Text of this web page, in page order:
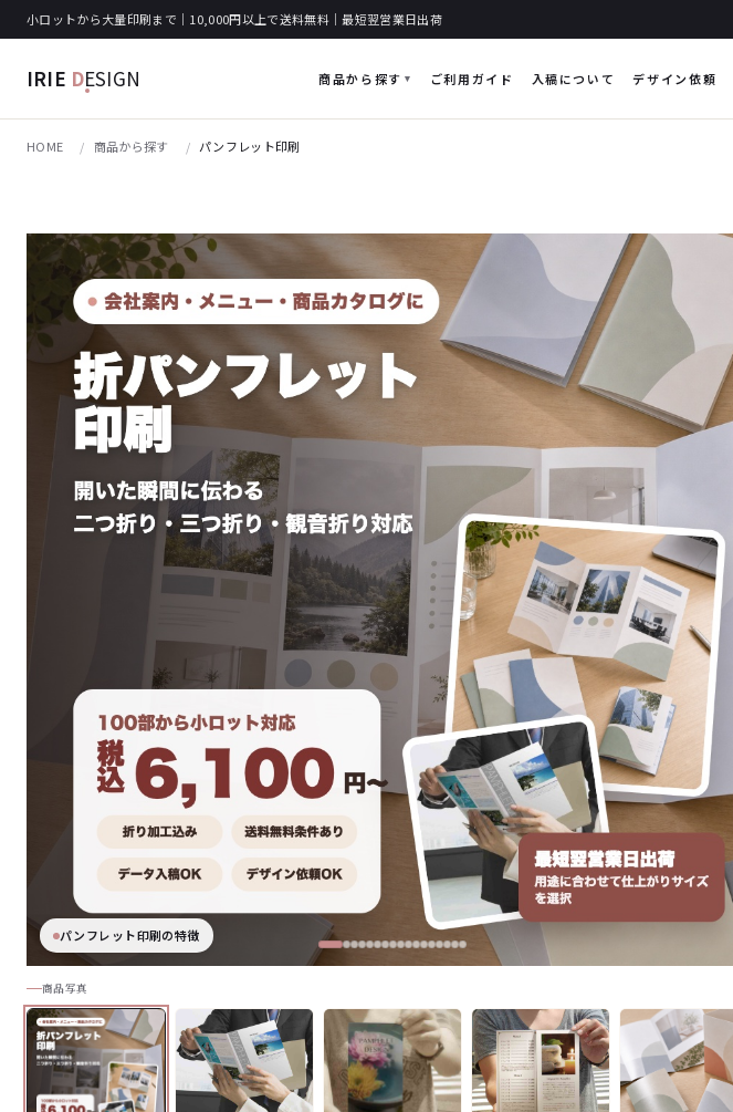
小ロットから大量印刷まで｜10,000円以上で送料無料｜最短翌営業日出荷
IRIE DESIGN 商品から探す ご利用ガイド 入稿について デザイン依頼
HOME 商品から探す パンフレット印刷
パンフレット印刷の特徴
商品写真